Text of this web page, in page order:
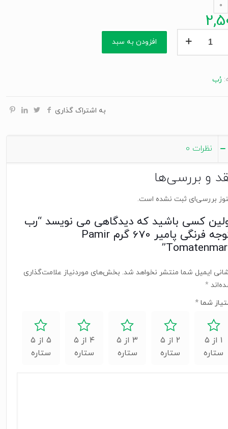
0
افزودن به سبد
رُب
به اشتراک گذاری
نظرات 0
و بررسی‌ها
بررسی‌ای ثبت نشده است.
کسی باشید که دیدگاهی می نویسد “رب
گوجه فرنگی پامیر 670 گرم Pamir
ایمیل شما منتشر نخواهد شد. بخش‌های موردنیاز علامت‌گذاری
*
شما *
۱ از ۵
ستاره
۲ از ۵
ستاره
۳ از ۵
ستاره
۴ از ۵
ستاره
۵ از ۵
ستاره